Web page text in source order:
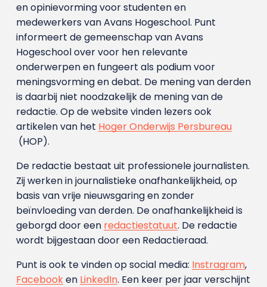
en opinievorming voor studenten en
medewerkers van Avans Hoge­school. Punt
informeert de gemeenschap van Avans
Hogeschool over voor hen relevante
onderwerpen en fungeert als podium voor
meningsvorming en debat. De mening van derden
is daarbij niet noodzakelijk de mening van de
redactie. Op de website vinden lezers ook
artikelen van het Hoger Onderwijs Persbureau
(HOP).
De redactie bestaat uit professionele journalisten.
Zij werken in journalistieke onafhankelijkheid, op
basis van vrije nieuwsgaring en zonder
beïnvloeding van derden. De onafhankelijkheid is
geborgd door een redactiestatuut. De redactie
wordt bijgestaan door een Redactieraad.
Punt is ook te vinden op social media: Instragram,
Facebooken LinkedIn. Een keer per jaar verschijnt